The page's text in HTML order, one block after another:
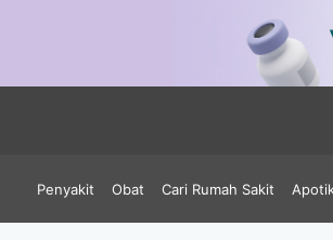
Penyakit Obat Cari Rumah Sakit